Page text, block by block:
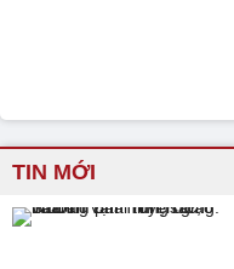
TIN MỚI